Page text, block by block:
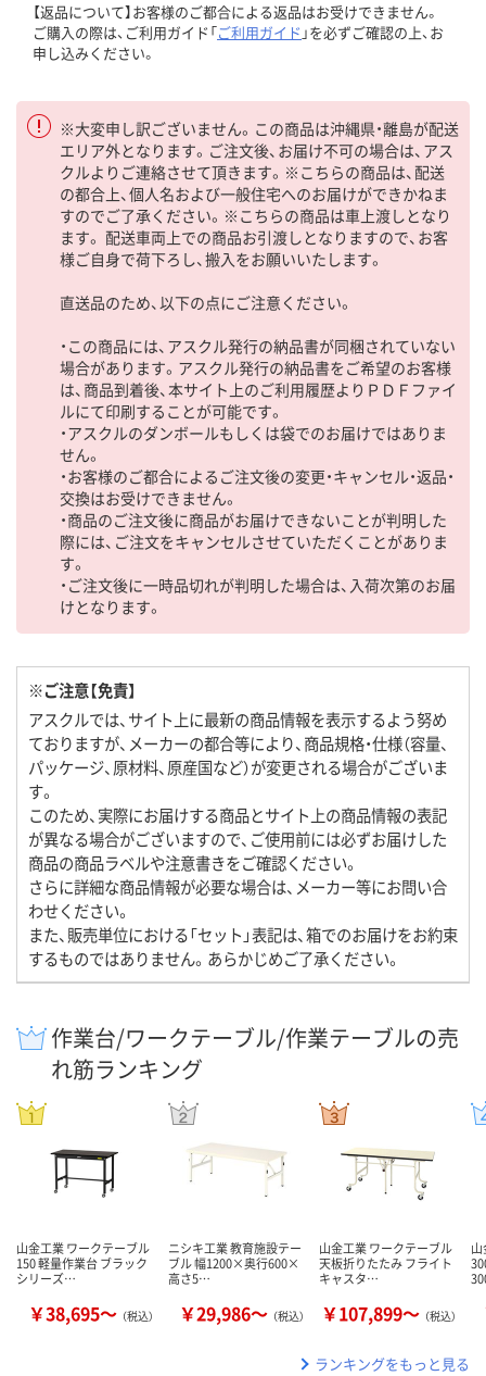
【返品について】お客様のご都合による返品はお受けできません。
ご購入の際は、ご利用ガイド「ご利用ガイド 」を必ずご確認の上、お
申し込みください。
※大変申し訳ございません。この商品は沖縄県・離島が配送
エリア外となります。ご注文後、お届け不可の場合は、アス
クルよりご連絡させて頂きます。※こちらの商品は、配送
の都合上、個人名および一般住宅へのお届けができかねま
すのでご了承ください。※こちらの商品は車上渡しとなり
ます。 配送車両上での商品お引渡しとなりますので、お客
様ご自身で荷下ろし、搬入をお願いいたします。
直送品のため、以下の点にご注意ください。
・この商品には、アスクル発行の納品書が同梱されていない
場合があります。アスクル発行の納品書をご希望のお客様
は、商品到着後、本サイト上のご利用履歴よりＰＤＦファイ
ルにて印刷することが可能です。
・アスクルのダンボールもしくは袋でのお届けではありま
せん。
・お客様のご都合によるご注文後の変更・キャンセル・返品・
交換はお受けできません。
・商品のご注文後に商品がお届けできないことが判明した
際には、ご注文をキャンセルさせていただくことがありま
す。
・ご注文後に一時品切れが判明した場合は、入荷次第のお届
けとなります。
※ご注意【免責】
アスクルでは、サイト上に最新の商品情報を表示するよう努め
ておりますが、メーカーの都合等により、商品規格・仕様（容量、
パッケージ、原材料、原産国など）が変更される場合がございま
す。
このため、実際にお届けする商品とサイト上の商品情報の表記
が異なる場合がございますので、ご使用前には必ずお届けした
商品の商品ラベルや注意書きをご確認ください。
さらに詳細な商品情報が必要な場合は、メーカー等にお問い合
わせください。
また、販売単位における「セット」表記は、箱でのお届けをお約束
するものではありません。あらかじめご了承ください。
作業台/ワークテーブル/作業テーブルの売
れ筋ランキング
山金工業 ワークテーブル
150 軽量作業台 ブラック
シリーズ…
￥38,695～ （税込）
ニシキ工業 教育施設テー
ブル 幅1200×奥行600×
高さ5…
￥29,986～ （税込）
山金工業 ワークテーブル
天板折りたたみ フライト
キャスタ…
￥107,899～ （税込）
ランキングをもっと見る